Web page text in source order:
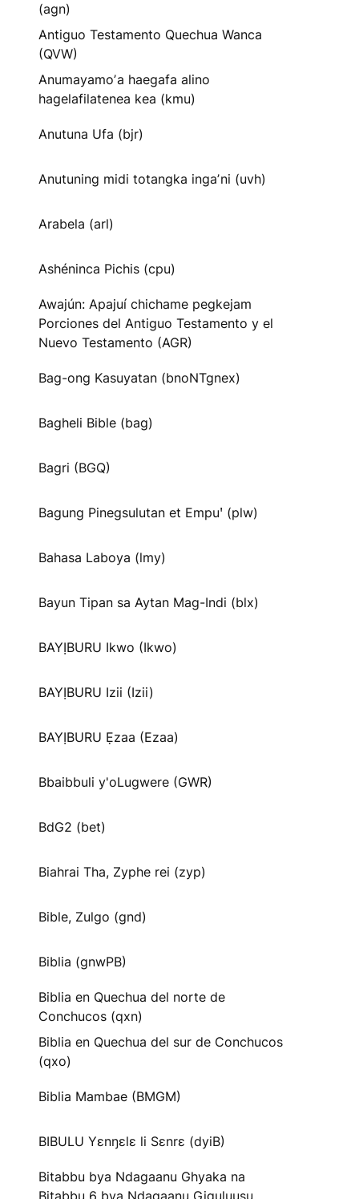
(agn)
Antiguo Testamento Quechua Wanca
(QVW)
Anumayamoʼa haegafa alino
hagelafilatenea kea (kmu)
Anutuna Ufa (bjr)
Anutuning midi totangka ingaʼni (uvh)
Arabela (arl)
Ashéninca Pichis (cpu)
Awajún: Apajuí chichame pegkejam
Porciones del Antiguo Testamento y el
Nuevo Testamento (AGR)
Bag-ong Kasuyatan (bnoNTgnex)
Bagheli Bible (bag)
Bagri (BGQ)
Bagung Pinegsulutan et Empuꞌ (plw)
Bahasa Laboya (lmy)
Bayun Tipan sa Aytan Mag-Indi (blx)
BAYỊBURU Ikwo (Ikwo)
BAYỊBURU Izii (Izii)
BAYỊBURU Ẹzaa (Ezaa)
Bbaibbuli y'oLugwere (GWR)
BdG2 (bet)
Biahrai Tha, Zyphe rei (zyp)
Bible, Zulgo (gnd)
Biblia (gnwPB)
Biblia en Quechua del norte de
Conchucos (qxn)
Biblia en Quechua del sur de Conchucos
(qxo)
Biblia Mambae (BMGM)
BIBULU Yɛnŋɛlɛ li Sɛnrɛ (dyiB)
Bitabbu bya Ndagaanu Ghyaka na
Bitabbu 6 bya Ndagaanu Gi̱gu̱lu̱u̱su̱